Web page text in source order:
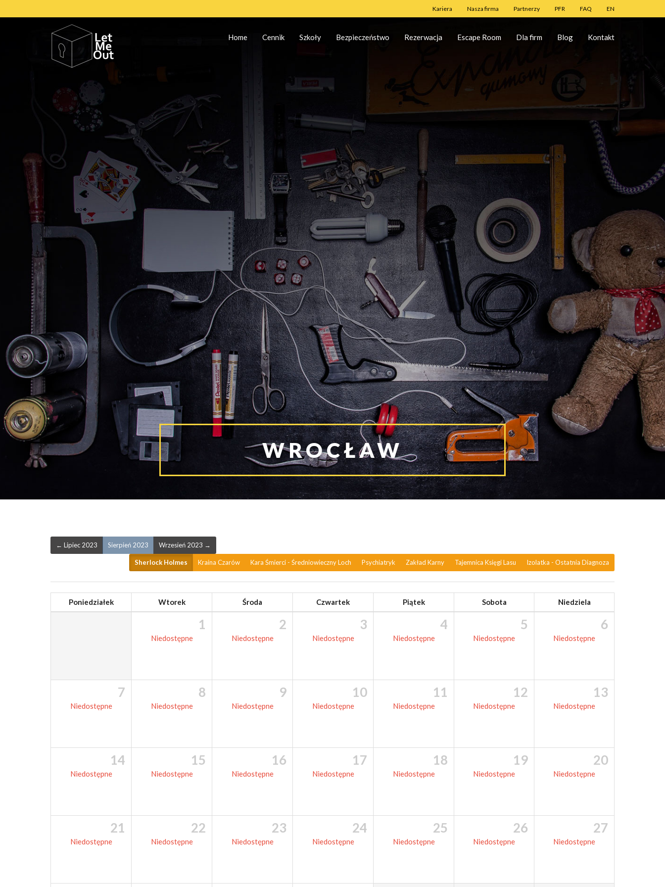
Kariera Nasza firma Partnerzy PFR FAQ EN
Home Cennik Szkoły Bezpieczeństwo Rezerwacja Escape Room Dla firm Blog Kontakt
WROCŁAW
← Lipiec 2023 Sierpień 2023 Wrzesień 2023 →
Sherlock Holmes Kraina Czarów Kara Śmierci - Średniowieczny Loch Psychiatryk Zakład Karny Tajemnica Księgi Lasu Izolatka - Ostatnia Diagnoza
Poniedziałek Wtorek Środa Czwartek Piątek Sobota Niedziela
1
Niedostępne
2
Niedostępne
3
Niedostępne
4
Niedostępne
5
Niedostępne
6
Niedostępne
7
Niedostępne
8
Niedostępne
9
Niedostępne
10
Niedostępne
11
Niedostępne
12
Niedostępne
13
Niedostępne
14
Niedostępne
15
Niedostępne
16
Niedostępne
17
Niedostępne
18
Niedostępne
19
Niedostępne
20
Niedostępne
21
Niedostępne
22
Niedostępne
23
Niedostępne
24
Niedostępne
25
Niedostępne
26
Niedostępne
27
Niedostępne